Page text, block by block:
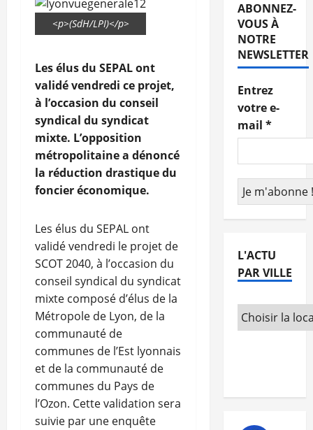
<p>(SdH/LPI)</p>
Les élus du SEPAL ont
validé vendredi ce projet,
à l’occasion du conseil
syndical du syndicat
mixte. L’opposition
métropolitaine a dénoncé
la réduction drastique du
foncier économique.
Les élus du SEPAL ont
validé vendredi le projet de
SCOT 2040, à l’occasion du
conseil syndical du syndicat
mixte composé d’élus de la
Métropole de Lyon, de la
communauté de
communes de l’Est lyonnais
et de la communauté de
communes du Pays de
l’Ozon. Cette validation sera
suivie par une enquête
ABONNEZ-
VOUS À
NOTRE
NEWSLETTER
Entrez
votre e-
mail *
L'ACTU
PAR VILLE